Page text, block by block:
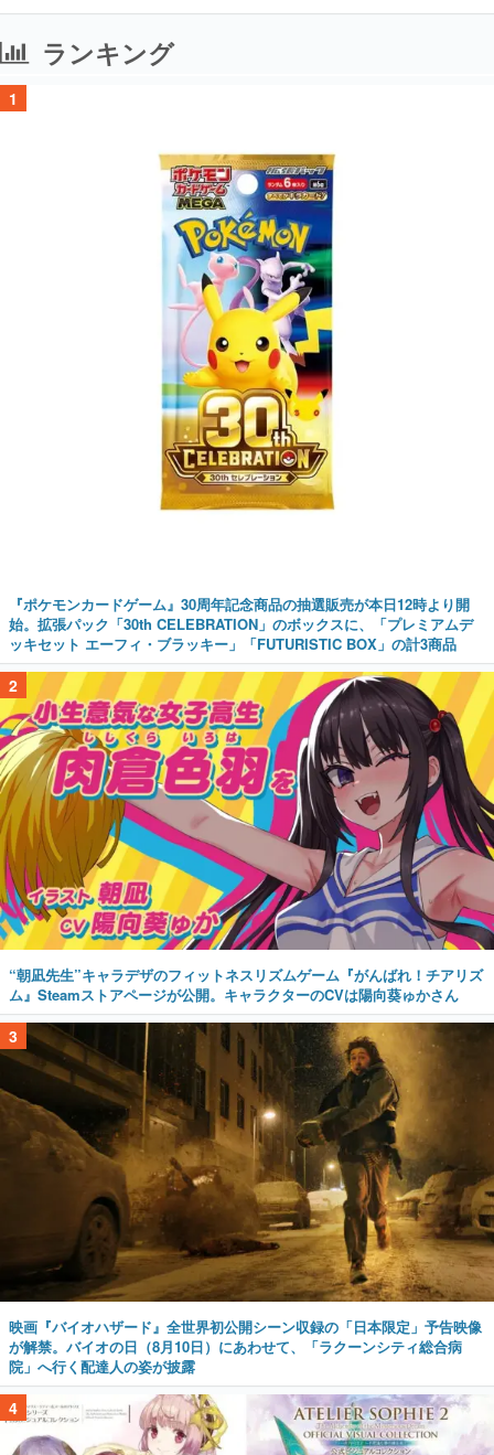
ランキング
1
『ポケモンカードゲーム』30周年記念商品の抽選販売が本日12時より開
始。拡張パック「30th CELEBRATION」のボックスに、「プレミアムデ
ッキセット エーフィ・ブラッキー」「FUTURISTIC BOX」の計3商品
2
“朝凪先生”キャラデザのフィットネスリズムゲーム『がんばれ！チアリズ
ム』Steamストアページが公開。キャラクターのCVは陽向葵ゅかさん
3
映画『バイオハザード』全世界初公開シーン収録の「日本限定」予告映像
が解禁。バイオの日（8月10日）にあわせて、「ラクーンシティ総合病
院」へ行く配達人の姿が披露
4